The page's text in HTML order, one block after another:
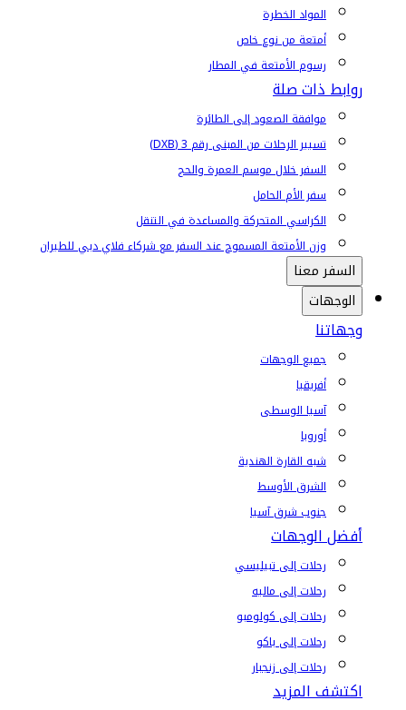
المواد الخطرة
أمتعة من نوع خاص
رسوم الأمتعة في المطار
روابط ذات صلة
موافقة الصعود إلى الطائرة
تسيير الرحلات من المبنى رقم 3 (DXB)
السفر خلال موسم العمرة والحج
سفر الأم الحامل
الكراسي المتحركة والمساعدة في التنقل
وزن الأمتعة المسموح عند السفر مع شركاء فلاي دبي للطيران
السفر معنا
الوجهات
وجهاتنا
جميع الوجهات
أفريقيا
آسيا الوسطى
أوروبا
شبه القارة الهندية
الشرق الأوسط
جنوب شرق آسيا
أفضل الوجهات
رحلات إلى تبيليسي
رحلات إلى ماليه
رحلات إلى كولومبو
رحلات إلى باكو
رحلات إلى زنجبار
اكتشف المزيد